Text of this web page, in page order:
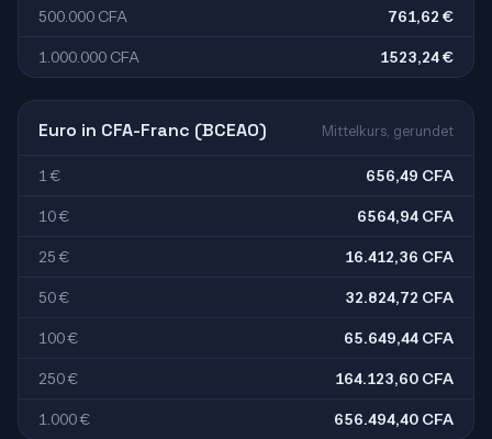
500.000 CFA 761,62 €
1.000.000 CFA 1523,24 €
Euro in CFA-Franc (BCEAO) Mittelkurs, gerundet
1 € 656,49 CFA
10 € 6564,94 CFA
25 € 16.412,36 CFA
50 € 32.824,72 CFA
100 € 65.649,44 CFA
250 € 164.123,60 CFA
1.000 € 656.494,40 CFA